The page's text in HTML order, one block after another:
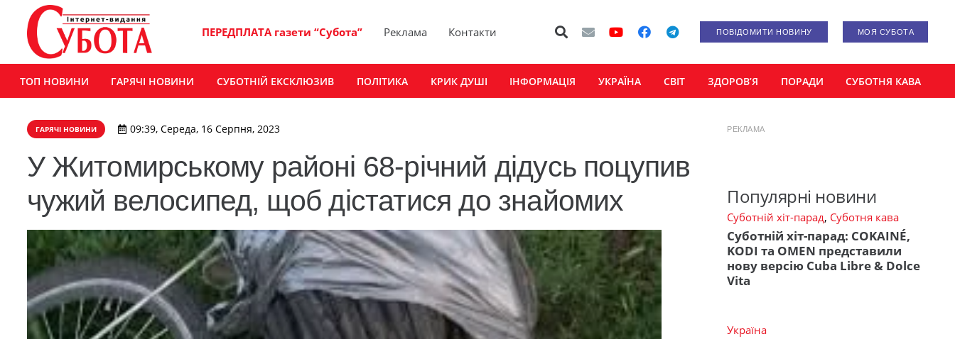
ПЕРЕДПЛАТА газети “Субота” Реклама Контакти ПОВІДОМИТИ НОВИНУ МОЯ СУБОТА
ТОП НОВИНИ ГАРЯЧІ НОВИНИ СУБОТНІЙ ЕКСКЛЮЗИВ ПОЛІТИКА КРИК ДУШІ ІНФОРМАЦІЯ УКРАЇНА СВІТ ЗДОРОВ’Я ПОРАДИ СУБОТНЯ КАВА
ГАРЯЧІ НОВИНИ 09:39, Середа, 16 Серпня, 2023
​У Житомирському районі 68-річний дідусь поцупив
чужий велосипед, щоб дістатися до знайомих
РЕКЛАМА
Популярні новини
Суботній хіт-парад, Суботня кава
Суботній хіт-парад: COKAINÉ,
KODI та OMEN представили
нову версію Cuba Libre & Dolce
Vita
Україна